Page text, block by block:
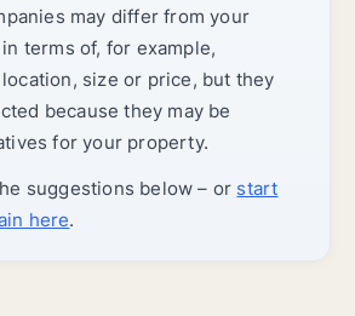
may differ from your
terms of, for example,
size or price, but they
because they may be
for your property.
suggestions below – or start
here.